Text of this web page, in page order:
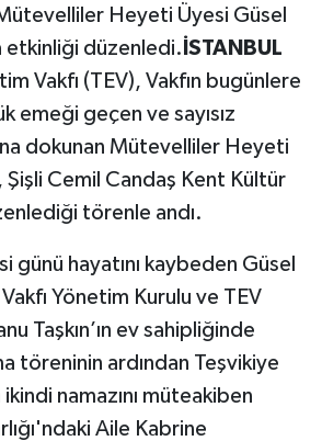
Heyeti Üyesi Güsel
etkinliği düzenledi. İSTANBUL
Vakfı (TEV), Vakfın bugünlere
emeği geçen ve sayısız
dokunan Mütevelliler Heyeti
Şişli Cemil Candaş Kent Kültür
törenle andı.
günü hayatını kaybeden Güsel
Yönetim Kurulu ve TEV
Taşkın’ın ev sahipliğinde
töreninin ardından Teşvikiye
ikindi namazını müteakiben
Aile Kabrine